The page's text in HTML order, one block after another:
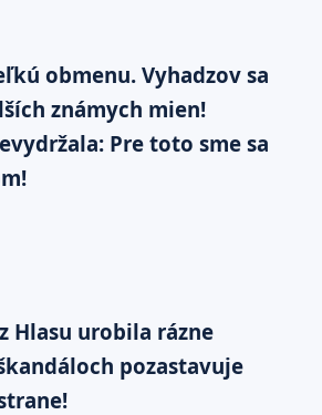
obmenu. Vyhadzov sa
známych mien!
Pre toto sme sa
Hlasu urobila rázne
pozastavuje